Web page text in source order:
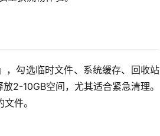
，勾选临时文件、系统缓存、回收站
2-10GB空间，尤其适合紧急清理。
件。